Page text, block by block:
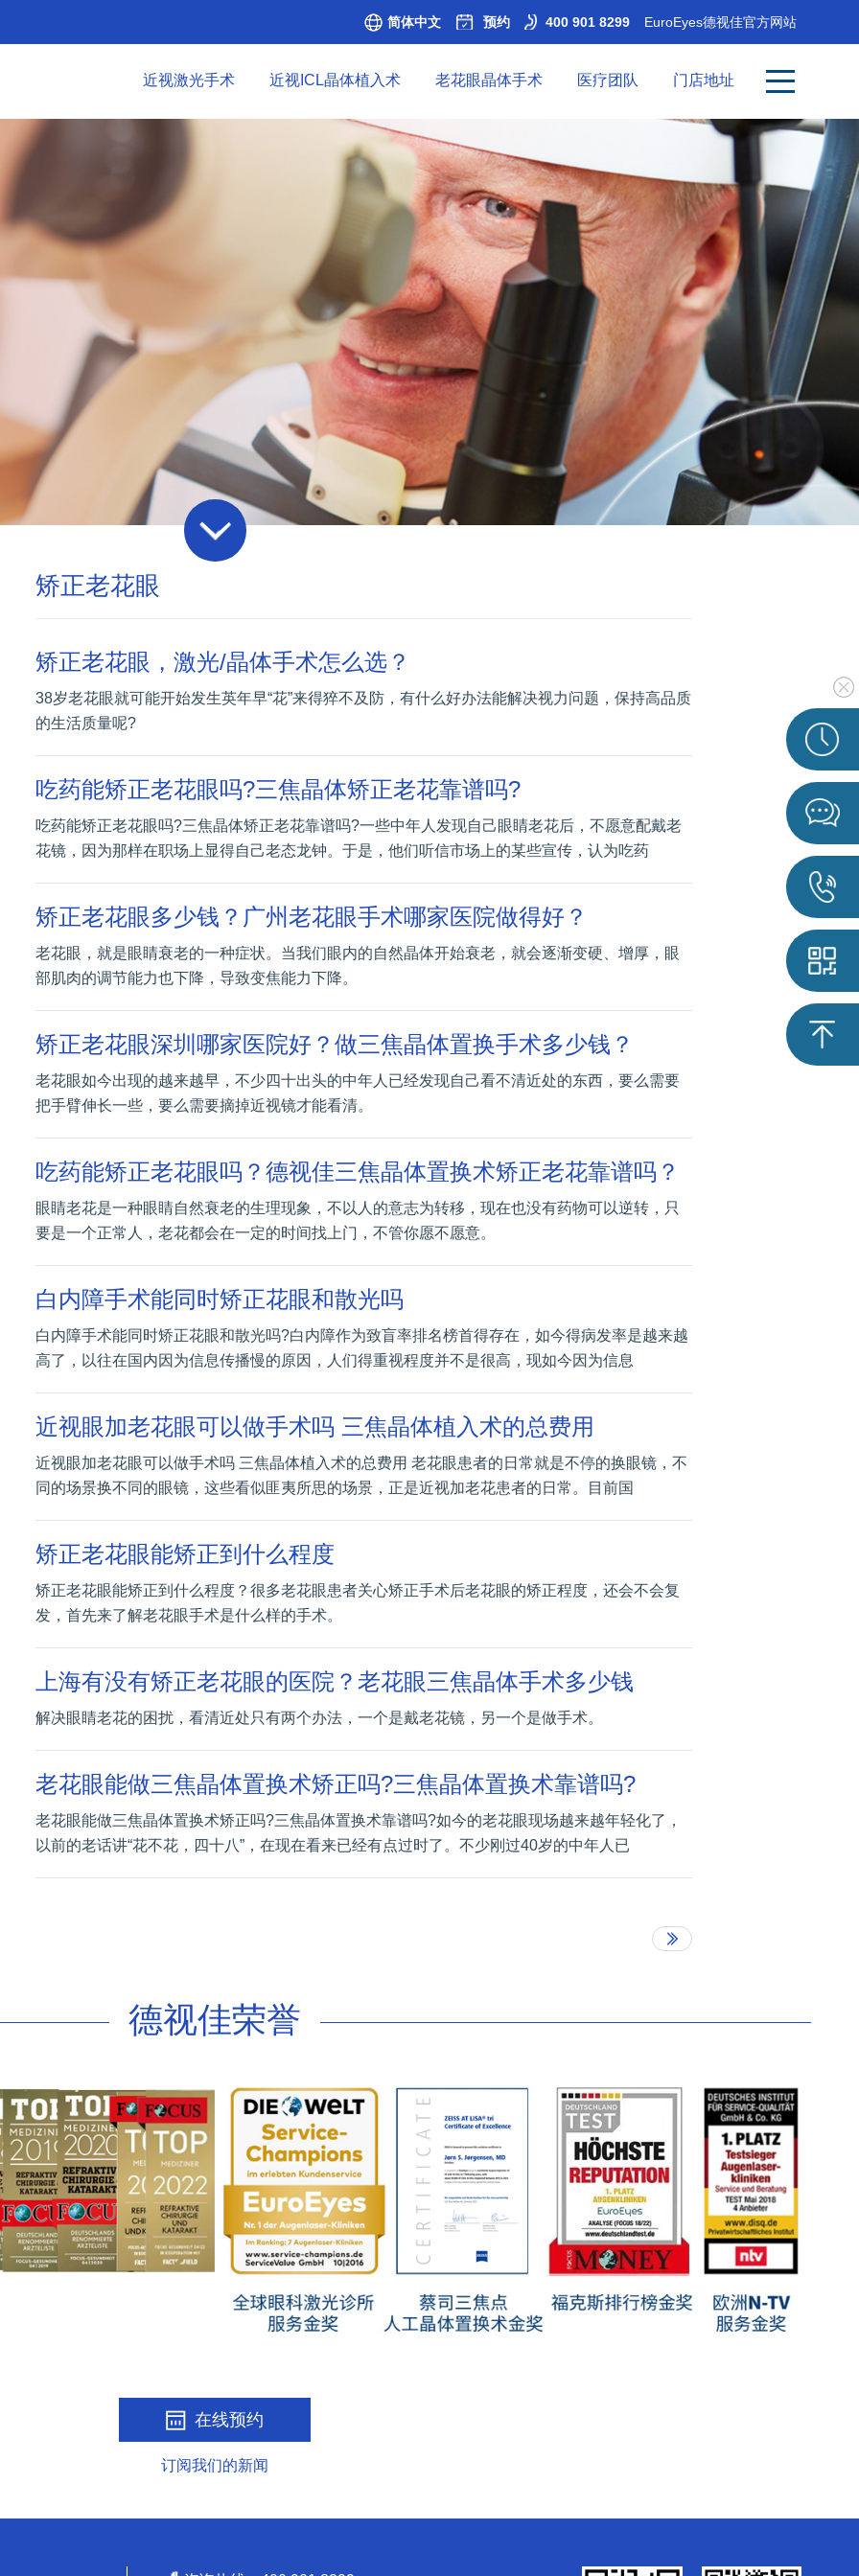
预约 400 901 8299 EuroEyes德视佳官方网站
简体中文
近视激光手术 近视ICL晶体植入术 老花眼晶体手术 医疗团队 门店地址
矫正老花眼
矫正老花眼，激光/晶体手术怎么选？
38岁老花眼就可能开始发生英年早“花”来得猝不及防，有什么好办法能解决视力问题，保持高品质
的生活质量呢?
吃药能矫正老花眼吗?三焦晶体矫正老花靠谱吗?
吃药能矫正老花眼吗?三焦晶体矫正老花靠谱吗?一些中年人发现自己眼睛老花后，不愿意配戴老
花镜，因为那样在职场上显得自己老态龙钟。于是，他们听信市场上的某些宣传，认为吃药
矫正老花眼多少钱？广州老花眼手术哪家医院做得好？
老花眼，就是眼睛衰老的一种症状。当我们眼内的自然晶体开始衰老，就会逐渐变硬、增厚，眼
部肌肉的调节能力也下降，导致变焦能力下降。
矫正老花眼深圳哪家医院好？做三焦晶体置换手术多少钱？
老花眼如今出现的越来越早，不少四十出头的中年人已经发现自己看不清近处的东西，要么需要
把手臂伸长一些，要么需要摘掉近视镜才能看清。
吃药能矫正老花眼吗？德视佳三焦晶体置换术矫正老花靠谱吗？
眼睛老花是一种眼睛自然衰老的生理现象，不以人的意志为转移，现在也没有药物可以逆转，只
要是一个正常人，老花都会在一定的时间找上门，不管你愿不愿意。
白内障手术能同时矫正花眼和散光吗
白内障手术能同时矫正花眼和散光吗?白内障作为致盲率排名榜首得存在，如今得病发率是越来越
高了，以往在国内因为信息传播慢的原因，人们得重视程度并不是很高，现如今因为信息
近视眼加老花眼可以做手术吗 三焦晶体植入术的总费用
近视眼加老花眼可以做手术吗 三焦晶体植入术的总费用 老花眼患者的日常就是不停的换眼镜，不
同的场景换不同的眼镜，这些看似匪夷所思的场景，正是近视加老花患者的日常。目前国
矫正老花眼能矫正到什么程度
矫正老花眼能矫正到什么程度？很多老花眼患者关心矫正手术后老花眼的矫正程度，还会不会复
发，首先来了解老花眼手术是什么样的手术。
上海有没有矫正老花眼的医院？老花眼三焦晶体手术多少钱
解决眼睛老花的困扰，看清近处只有两个办法，一个是戴老花镜，另一个是做手术。
老花眼能做三焦晶体置换术矫正吗?三焦晶体置换术靠谱吗?
老花眼能做三焦晶体置换术矫正吗?三焦晶体置换术靠谱吗?如今的老花眼现场越来越年轻化了，
以前的老话讲“花不花，四十八”，在现在看来已经有点过时了。不少刚过40岁的中年人已
德视佳荣誉
在线预约
订阅我们的新闻